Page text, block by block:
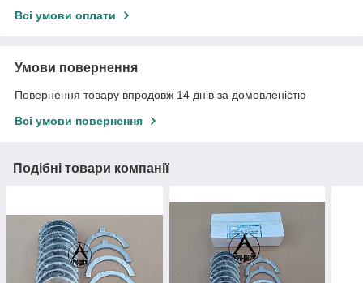
Всі умови оплати
Умови повернення
Повернення товару впродовж 14 днів за домовленістю
Всі умови повернення
Подібні товари компанії